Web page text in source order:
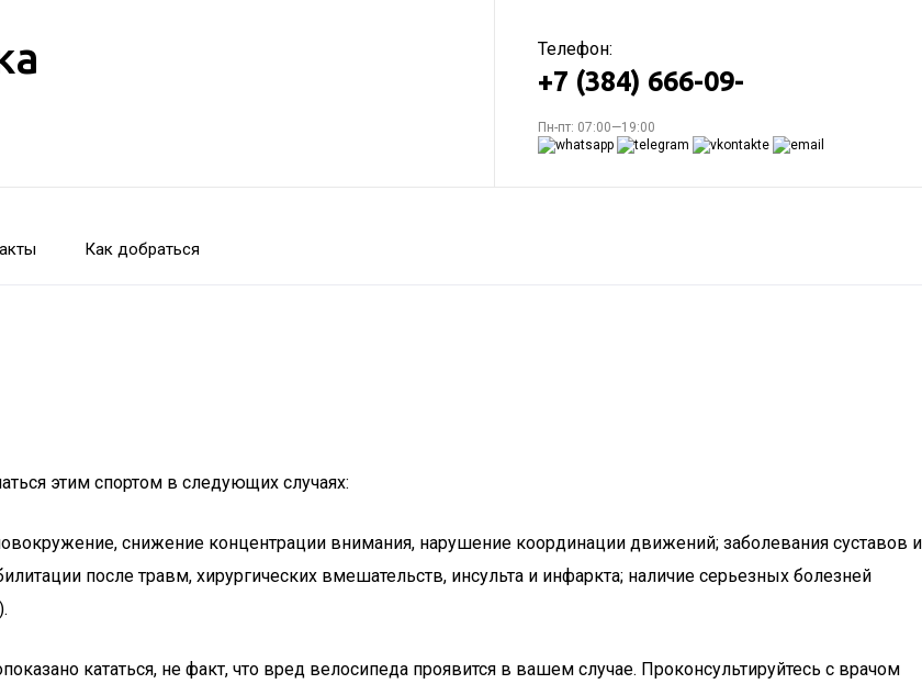
Телефон:
+7 (384) 666-09-
Пн-пт: 07:00—19:00
Как добраться
этим спортом в следующих случаях:
снижение концентрации внимания, нарушение координации движений; заболевания суставов и
после травм, хирургических вмешательств, инсульта и инфаркта; наличие серьезных болезней
кататься, не факт, что вред велосипеда проявится в вашем случае. Проконсультируйтесь с врачом